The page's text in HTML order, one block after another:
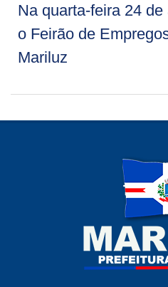
Na quarta-feira 24
o Feirão de
Mariluz